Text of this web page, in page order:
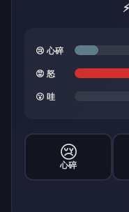
😢 心碎
😡 怒
😮 哇
😢
心碎